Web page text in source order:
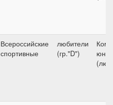
Всероссийские
спортивные
любители
(гр."D")